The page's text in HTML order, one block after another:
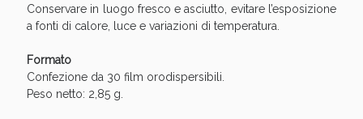
Conservare in luogo fresco e asciutto, evitare l’esposizione
a fonti di calore, luce e variazioni di temperatura.
Formato
Confezione da 30 film orodispersibili.
Peso netto: 2,85 g.